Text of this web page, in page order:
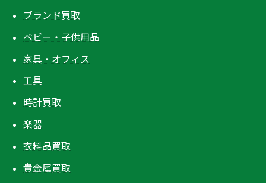
ブランド買取
ベビー・子供用品
家具・オフィス
工具
時計買取
楽器
衣料品買取
貴金属買取